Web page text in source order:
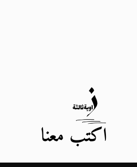
اكتب معنا